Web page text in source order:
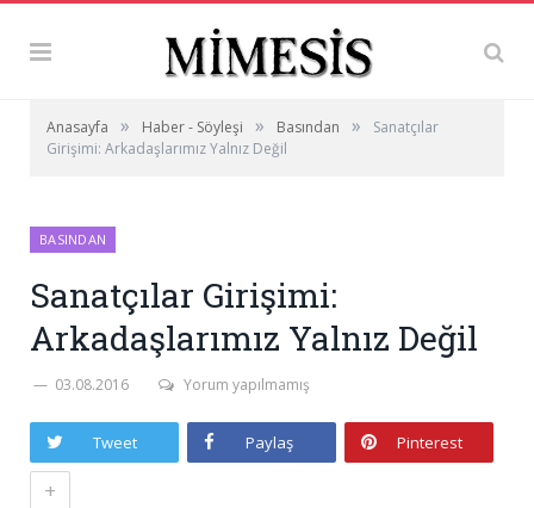
Anasayfa » Haber - Söyleşi » Basından »
Sanatçılar
Girişimi: Arkadaşlarımız Yalnız Değil
BASINDAN
Sanatçılar Girişimi:
Arkadaşlarımız Yalnız Değil
03.08.2016 Yorum yapılmamış
Tweet Paylaş Pinterest
+